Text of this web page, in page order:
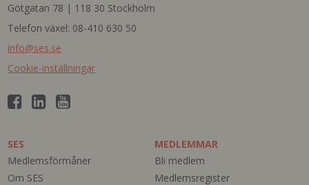
Götgatan 78 | 118 30 Stockholm
Telefon växel: 08-410 630 50
info@ses.se
Cookie-inställningar
SES
Medlemsförmåner
Om SES
MEDLEMMAR
Bli medlem
Medlemsregister